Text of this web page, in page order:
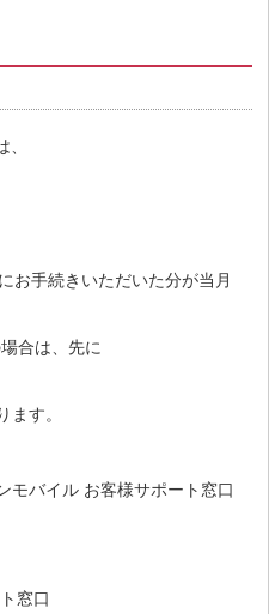
お手続きいただいた分が当月
合は、先に
ます。
モバイル お客様サポート窓口
窓口